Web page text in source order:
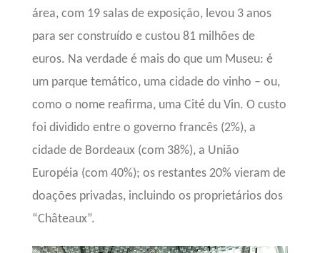
área, com 19 salas de exposição, levou 3 anos
para ser construído e custou 81 milhões de
euros. Na verdade é mais do que um Museu: é
um parque temático, uma cidade do vinho – ou,
como o nome reafirma, uma Cité du Vin. O custo
foi dividido entre o governo francês (2%), a
cidade de Bordeaux (com 38%), a União
Européia (com 40%); os restantes 20% vieram de
doações privadas, incluindo os proprietários dos
“Châteaux”.